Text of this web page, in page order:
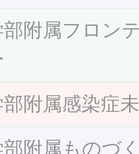
部附属フロン
部附属感染症
部附属ものづ